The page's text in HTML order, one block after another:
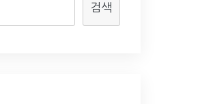
검색